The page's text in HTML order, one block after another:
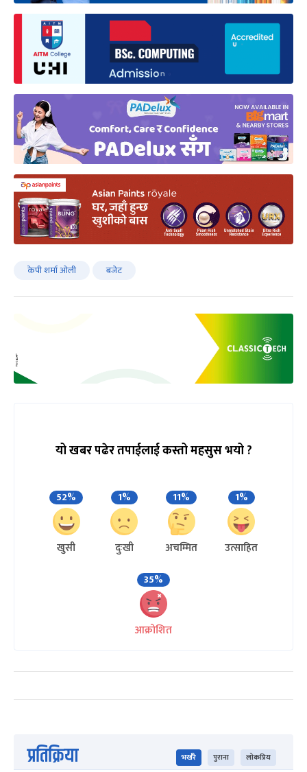
केपी शर्मा ओली बजेट
यो खबर पढेर तपाईलाई कस्तो महसुस भयो ?
52%
खुसी
1%
दुःखी
11%
अचम्मित
1%
उत्साहित
35%
आक्रोशित
प्रतिक्रिया भर्खरै पुराना लोकप्रिय